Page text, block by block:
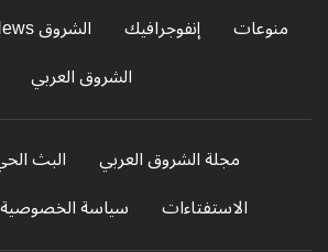
منوعات
إنفوجرافيك الشروق News
الشروق العربي
مجلة الشروق العربي البث
الاستفتاءات
سياسة الخصوصية